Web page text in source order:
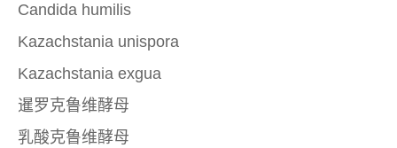
Candida humilis
Kazachstania unispora
Kazachstania exgua
暹罗克鲁维酵母
乳酸克鲁维酵母